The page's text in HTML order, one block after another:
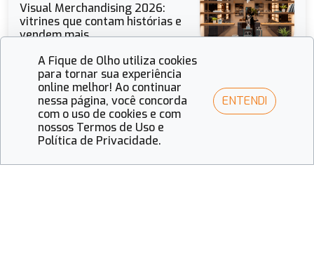
Visual Merchandising 2026:
vitrines que contam histórias e
vendem mais
Fique de Olho
Guia completo das feiras ópticas
em 2026
A Fique de Olho utiliza cookies
para tornar sua experiência
online melhor! Ao continuar
nessa página, você concorda
com o uso de cookies e com
nossos Termos de Uso e
Política de Privacidade.
ENTENDI